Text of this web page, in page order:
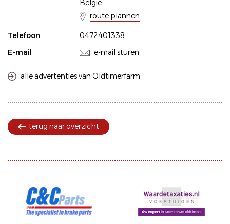
België
route plannen
Telefoon
0472401338
E-mail
e-mail sturen
alle advertenties van Oldtimerfarm
terug naar overzicht